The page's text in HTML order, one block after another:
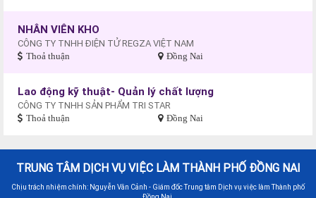
NHÂN VIÊN KHO
CÔNG TY TNHH ĐIỆN TỬ REGZA VIỆT NAM
Thoả thuận Đồng Nai
Lao động kỹ thuật- Quản lý chất lượng
CÔNG TY TNHH SẢN PHẨM TRI STAR
Thoả thuận Đồng Nai
TRUNG TÂM DỊCH VỤ VIỆC LÀM THÀNH PHỐ ĐỒNG NAI
Chịu trách nhiệm chính: Nguyễn Văn Cảnh - Giám đốc Trung tâm Dịch vụ việc làm Thành phố